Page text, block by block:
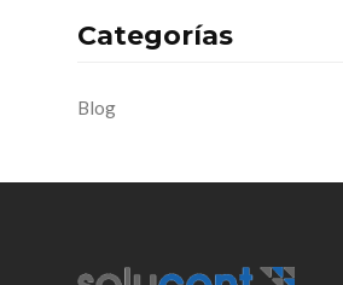
Categorías
Blog